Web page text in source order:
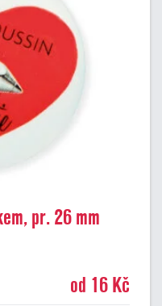
pr. 26 mm
od 16 Kč